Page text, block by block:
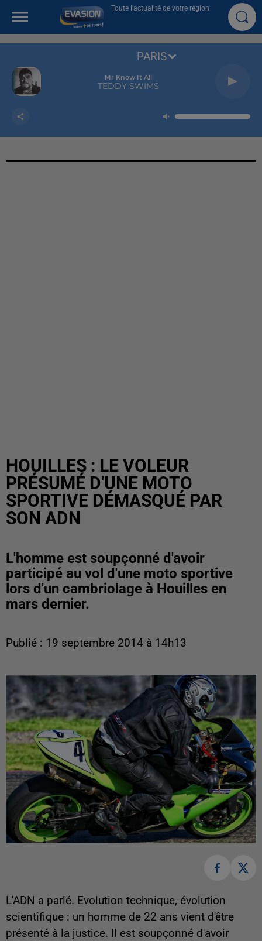
Toute l'actualité de votre région
Mr Know It All
TEDDY SWIMS
PARIS
HOUILLES : LE VOLEUR
PRÉSUMÉ D'UNE MOTO
SPORTIVE DÉMASQUÉ PAR
SON ADN
L'homme est soupçonné d'avoir
participé au vol d'une moto sportive
lors d'un cambriolage à Houilles en
mars dernier.
Publié : 19 septembre 2014 à 14h13
L'ADN a parlé. Evolution technique, évolution
scientifique : un homme de 22 ans vient d'être
présenté à la justice. Il est soupçonné d'avoir